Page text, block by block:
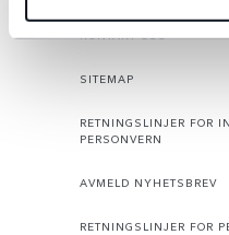
KONTAKT OSS
SITEMAP
RETNINGSLINJER FOR
PERSONVERN
AVMELD NYHETSBREV
RETNINGSLINJER FOR